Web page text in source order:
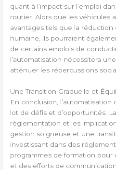
quant à l’impact sur l’emploi
routier. Alors que les véhicules
avantages tels que la réduction
humaine, ils pourraient
de certains emplois de
l’automatisation nécessitera
atténuer les répercussions
Une Transition Graduelle et
En conclusion,
lot de défis et d’opportunités.
réglementation et les
gestion soigneuse et une
investissant dans des
programmes de formation
et des efforts de